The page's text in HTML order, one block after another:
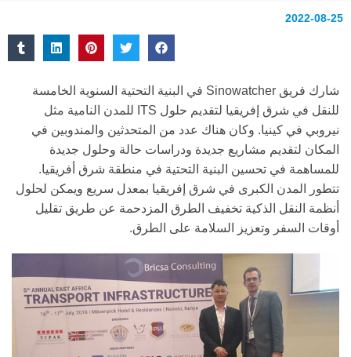
2022-08-25
شارك فريق Sinowatcher في البنية التحتية السنوية الخامسة
للنقل في شرق إفريقيا لتقديم حلول ITS للمدن النامية مثل
نيروبي في كينيا. وكان هناك عدد من المتحدثين والمندوبين في
المكان لتقديم مشاريع جديدة ودراسات حالة وحلول جديدة
للمساهمة في تحسين البنية التحتية في منطقة شرق أفريقيا.
تتطور المدن الكبرى في شرق إفريقيا بمعدل سريع ويمكن لحلول
أنظمة النقل الذكية تخفيف الطرق المزدحمة عن طريق تقليل
أوقات السفر وتعزيز السلامة على الطرق.